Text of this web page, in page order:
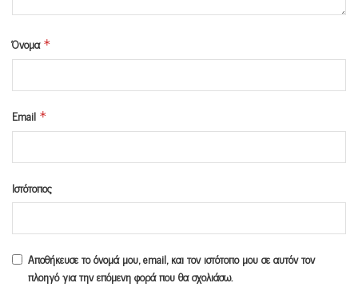
Όνομα *
Email *
Ιστότοπος
Αποθήκευσε το όνομά μου, email, και τον ιστότοπο μου σε αυτόν τον
πλοηγό για την επόμενη φορά που θα σχολιάσω.